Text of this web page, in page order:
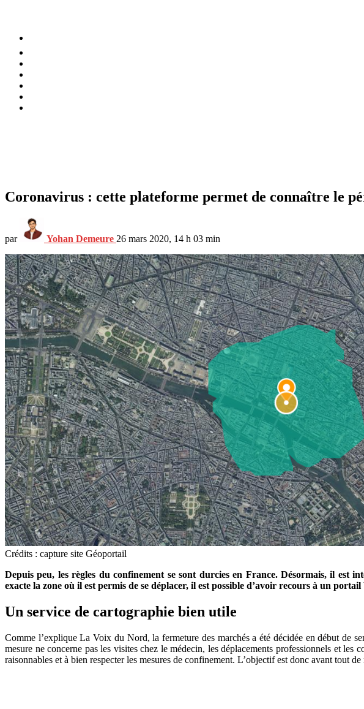
Coronavirus : cette plateforme permet de connaître le
par Yohan Demeure 26 mars 2020, 14 h 03 min
Crédits : capture site Géoportail
Depuis peu, les règles du confinement se sont durcies en France. Désormais, il est
exacte la zone où il est permis de se déplacer, il est possible d’avoir recours à un
Un service de cartographie bien utile
Comme l’explique La Voix du Nord, la fermeture des marchés a été décidée en début de
mesure ne concerne pas les visites chez le médecin, les déplacements professionnels et les
raisonnables et à bien respecter les mesures de confinement. L’objectif est donc avant tout